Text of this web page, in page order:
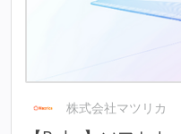
株式会社マツリカ